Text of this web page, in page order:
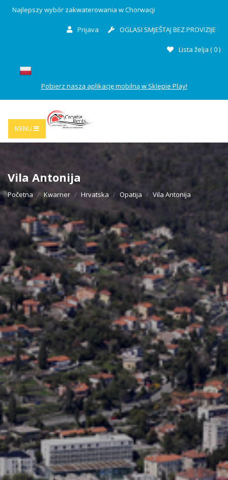
Najlepszy wybór zakwaterowania w Chorwacji
Prijava OGLASI SMJEŠTAJ BEZ PROVIZIJE
Lista želja (0)
Pobierz naszą aplikację mobilną w Sklepie Play!
MENU
Vila Antonija
Početna Kwarner Hrvatska Opatija Vila Antonija